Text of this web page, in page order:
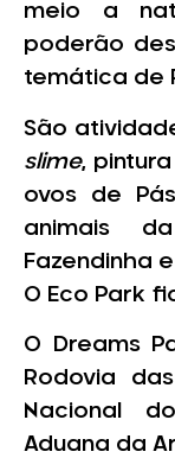
meio a
poderão
temática de
São
slime,
ovos de
animais
Fazendinha
O Eco Park
O Dreams
Rodovia
Nacional
Aduana da